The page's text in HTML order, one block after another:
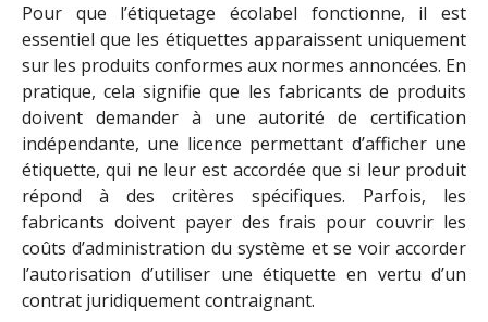
Pour que l’étiquetage écolabel fonctionne, il est
essentiel que les étiquettes apparaissent uniquement
sur les produits conformes aux normes annoncées. En
pratique, cela signifie que les fabricants de produits
doivent demander à une autorité de certification
indépendante, une licence permettant d’afficher une
étiquette, qui ne leur est accordée que si leur produit
répond à des critères spécifiques. Parfois, les
fabricants doivent payer des frais pour couvrir les
coûts d’administration du système et se voir accorder
l’autorisation d’utiliser une étiquette en vertu d’un
contrat juridiquement contraignant.